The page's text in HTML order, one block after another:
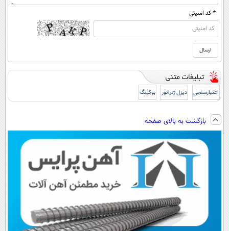
* کد امنیتی
اعتبارسنجی دیزل ژنراتور بوکینگ
بازگشت به بالای صفحه